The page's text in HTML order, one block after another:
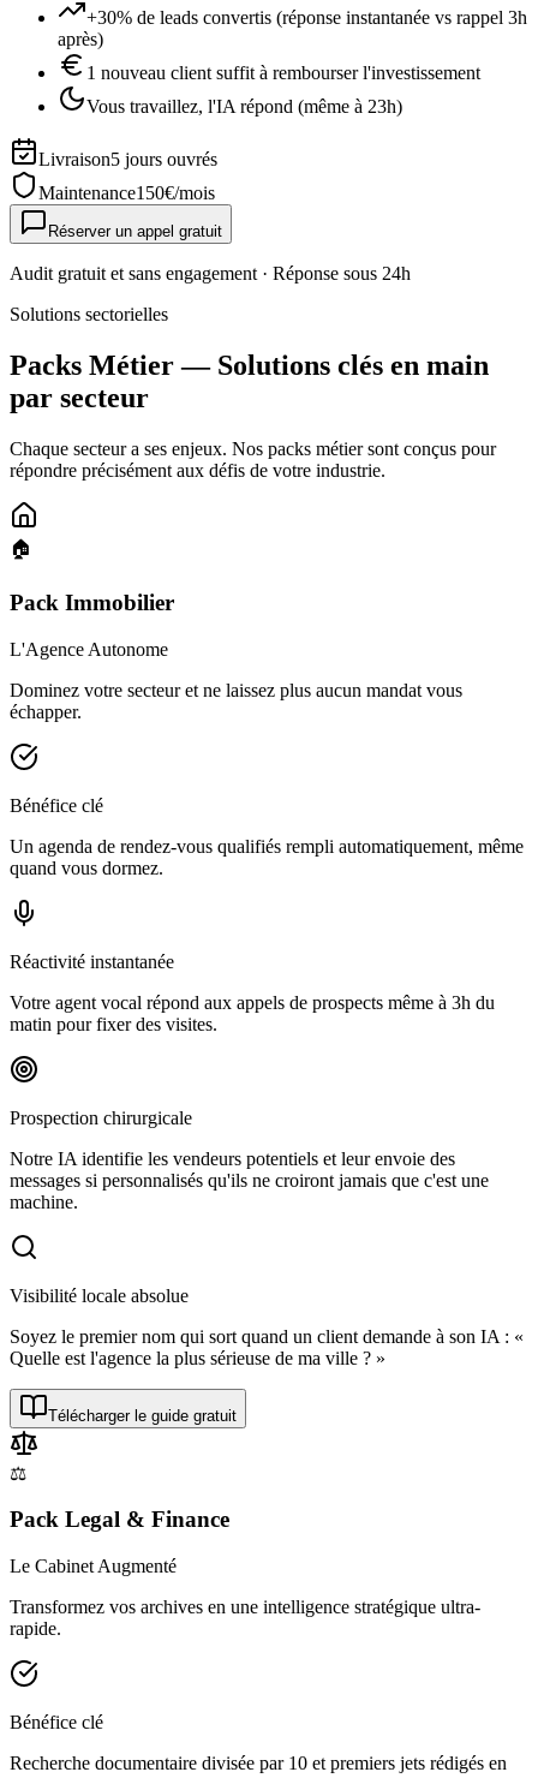
+30% de leads convertis (réponse instantanée vs rappel 3h
après)
1 nouveau client suffit à rembourser l'investissement
Vous travaillez, l'IA répond (même à 23h)
Livraison5 jours ouvrés
Maintenance150€/mois
Réserver un appel gratuit
Audit gratuit et sans engagement · Réponse sous 24h
Solutions sectorielles
Packs Métier — Solutions clés en main
par secteur
Chaque secteur a ses enjeux. Nos packs métier sont conçus pour
répondre précisément aux défis de votre industrie.
🏠
Pack Immobilier
L'Agence Autonome
Dominez votre secteur et ne laissez plus aucun mandat vous
échapper.
Bénéfice clé
Un agenda de rendez-vous qualifiés rempli automatiquement, même
quand vous dormez.
Réactivité instantanée
Votre agent vocal répond aux appels de prospects même à 3h du
matin pour fixer des visites.
Prospection chirurgicale
Notre IA identifie les vendeurs potentiels et leur envoie des
messages si personnalisés qu'ils ne croiront jamais que c'est une
machine.
Visibilité locale absolue
Soyez le premier nom qui sort quand un client demande à son IA : «
Quelle est l'agence la plus sérieuse de ma ville ? »
Télécharger le guide gratuit
⚖️
Pack Legal & Finance
Le Cabinet Augmenté
Transformez vos archives en une intelligence stratégique ultra-
rapide.
Bénéfice clé
Recherche documentaire divisée par 10 et premiers jets rédigés en